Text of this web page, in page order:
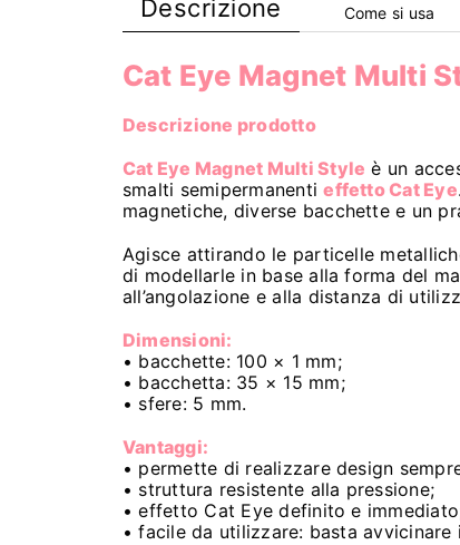
Descrizione Come si usa
Cat Eye Magnet Multi
Descrizione prodotto
Cat Eye Magnet Multi Style è un
smalti semipermanentieffetto Cat Eye
magnetiche, diverse bacchette e un
Agisce attirando le particelle
di modellarle in base alla forma del
all’angolazione e alla distanza di
Dimensioni:
• bacchette: 100 × 1 mm;
• bacchetta: 35 × 15 mm;
• sfere: 5 mm.
Vantaggi:
• permette di realizzare design
• struttura resistente alla pressione;
• effetto Cat Eye definito e
• facile da utilizzare: basta avvicinare